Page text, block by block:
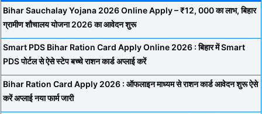
Bihar Sauchalay Yojana 2026 Online Apply – ₹12, 000 का लाभ, बिहार
ग्रामीण शौचालय योजना 2026 का आवेदन शुरू
Smart PDS Bihar Ration Card Apply Online 2026 : बिहार में Smart
PDS पोर्टल से ऐसे स्टेप बच्चे राशन कार्ड अप्लाई करें
Bihar Ration Card Apply 2026 : ऑफलाइन माध्यम से राशन कार्ड आवेदन शुरू ऐसे
करें अप्लाई नया फार्म जारी